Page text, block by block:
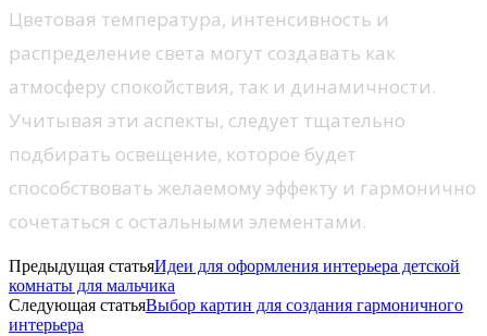
Цветовая температура, интенсивность и
распределение света могут создавать как
атмосферу спокойствия, так и динамичности.
Учитывая эти аспекты, следует тщательно
подбирать освещение, которое будет
способствовать желаемому эффекту и гармонично
сочетаться с остальными элементами.
Предыдущая статьяИдеи для оформления интерьера детской
комнаты для мальчика
Следующая статьяВыбор картин для создания гармоничного
интерьера